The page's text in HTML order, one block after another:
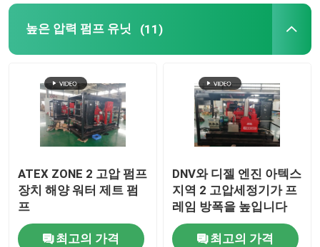
높은 압력 펌프 유닛 (11)
ATEX ZONE 2 고압 펌프
장치 해양 워터 제트 펌
프
최고의 가격
DNV와 디젤 엔진 아텍스
지역 2 고압세정기가 프
레임 방폭을 높입니다
최고의 가격